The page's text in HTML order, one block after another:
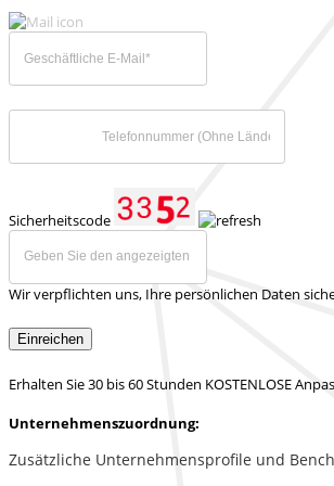
Sicherheitscode
Wir verpflichten uns, Ihre persönlichen Daten
Einreichen
Erhalten Sie 30 bis 60 Stunden KOSTENLOSE
Unternehmenszuordnung:
Zusätzliche Unternehmensprofile und